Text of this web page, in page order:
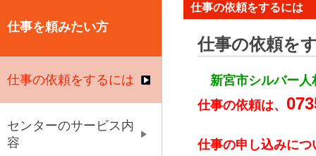
仕事の依頼をするには
仕事の依頼を
新宮市シルバー人
仕事の依頼は、
仕事の申し込みにつ
仕事を頼みたい方
仕事の依頼をするには
センターのサービス内
容